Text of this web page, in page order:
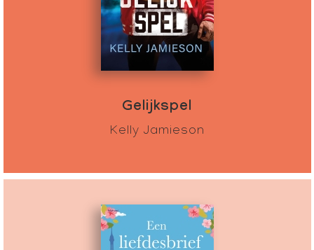
Gelijkspel
Kelly Jamieson